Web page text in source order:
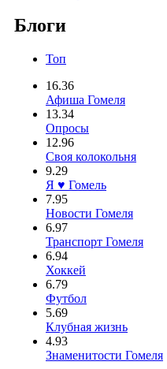
Блоги
Топ
16.36
Афиша Гомеля
13.34
Опросы
12.96
Своя колокольня
9.29
Я ♥ Гомель
7.95
Новости Гомеля
6.97
Транспорт Гомеля
6.94
Хоккей
6.79
Футбол
5.69
Клубная жизнь
4.93
Знаменитости Гомеля